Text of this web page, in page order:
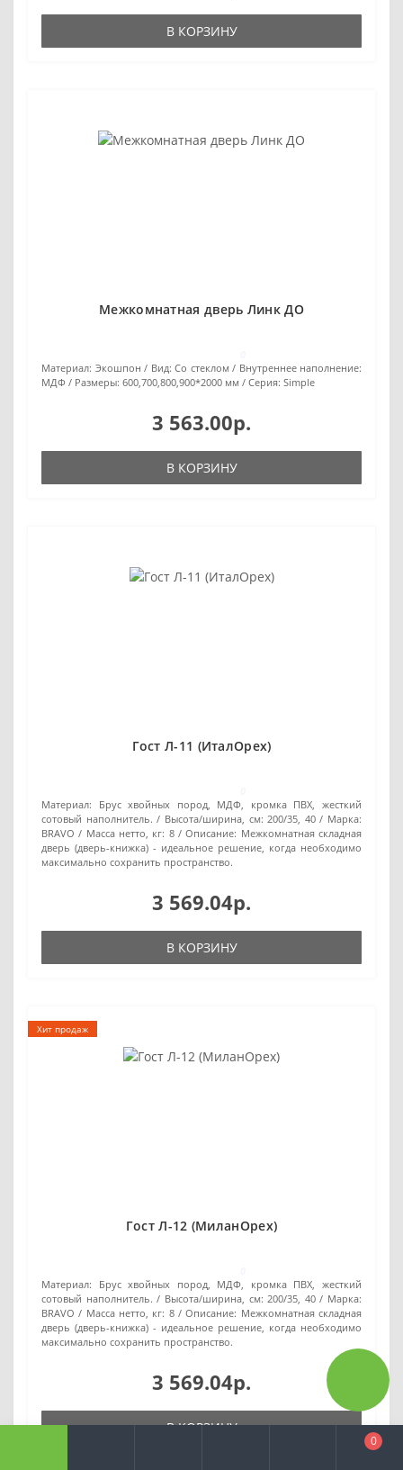
0
В КОРЗИНУ
Межкомнатная дверь Линк ДО
Материал: Экошпон Вид: Со стеклом
Внутреннее наполнение:
МДФ
Размеры: 600,700,800,900*2000 мм Серия: Simple
3 563.00р.
В КОРЗИНУ
Гост Л-11 (ИталОрех)
Материал:
Брус хвойных пород, МДФ, кромка ПВХ, жесткий
сотовый наполнитель.
Высота/ширина, см: 200/35, 40
Марка:
BRAVO
Масса нетто, кг: 8 Описание: Межкомнатная складная
дверь (дверь-книжка) - идеальное решение, когда необходимо
максимально сохранить пространство.
3 569.04р.
В КОРЗИНУ
Хит продаж
Гост Л-12 (МиланОрех)
Материал:
Брус хвойных пород, МДФ, кромка ПВХ, жесткий
сотовый наполнитель.
Высота/ширина, см: 200/35, 40
Марка:
BRAVO
Масса нетто, кг: 8 Описание: Межкомнатная складная
дверь (дверь-книжка) - идеальное решение, когда необходимо
максимально сохранить пространство.
3 569.04р.
В КОРЗИНУ